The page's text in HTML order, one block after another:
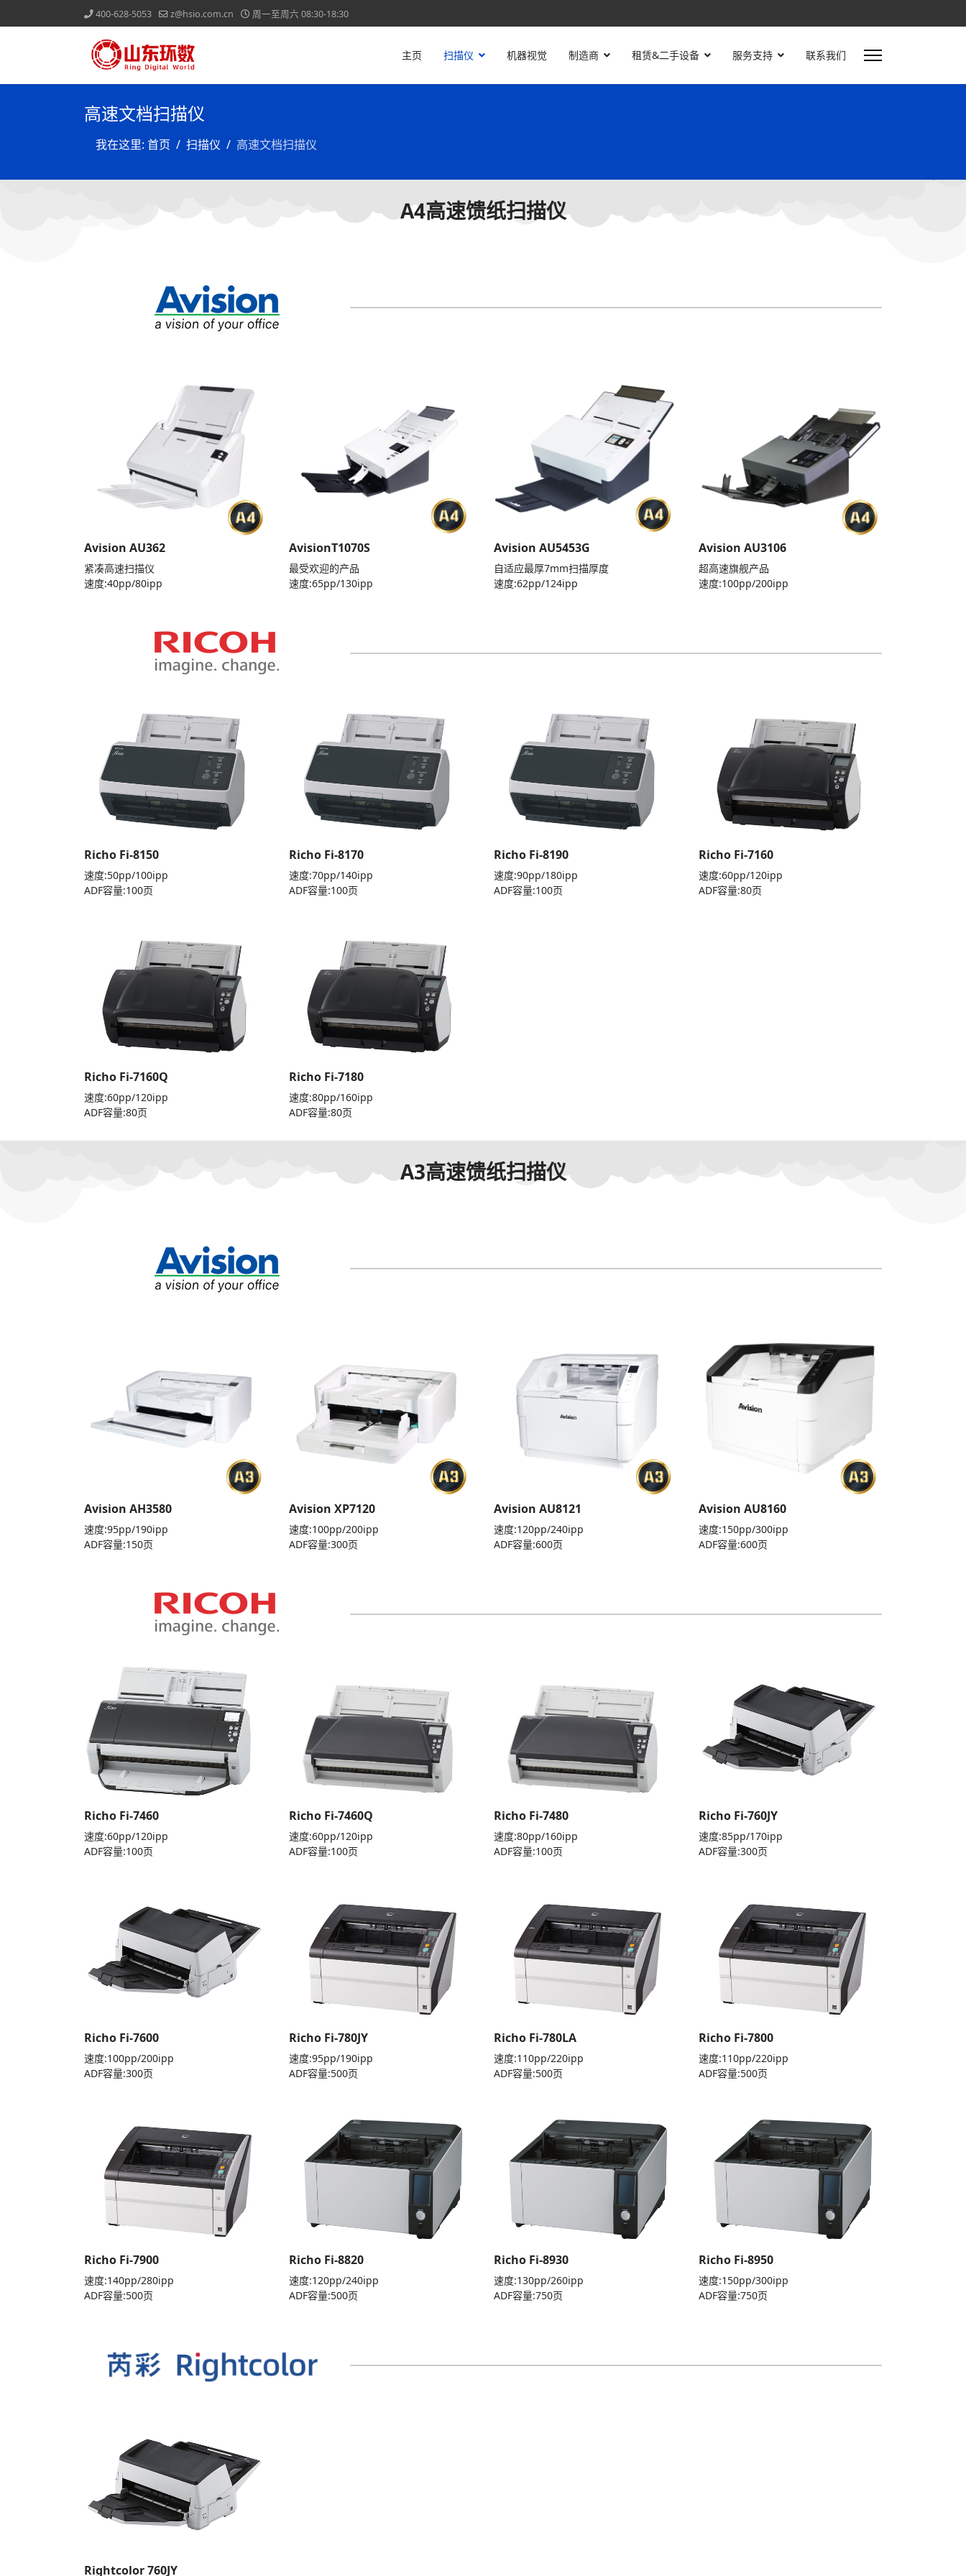
400-628-5053 z@hsio.com.cn 周一至周六 08:30-18:30
主页 扫描仪 机器视觉 制造商 租赁&二手设备 服务支持 联系我们
高速文档扫描仪
我在这里: 首页 扫描仪 高速文档扫描仪
A4高速馈纸扫描仪
Avision AU362
紧凑高速扫描仪
速度:40pp/80ipp
AvisionT1070S
最受欢迎的产品
速度:65pp/130ipp
Avision AU5453G
自适应最厚7mm扫描厚度
速度:62pp/124ipp
Avision AU3106
超高速旗舰产品
速度:100pp/200ipp
Richo Fi-8150
速度:50pp/100ipp
ADF容量:100页
Richo Fi-8170
速度:70pp/140ipp
ADF容量:100页
Richo Fi-8190
速度:90pp/180ipp
ADF容量:100页
Richo Fi-7160
速度:60pp/120ipp
ADF容量:80页
Richo Fi-7160Q
速度:60pp/120ipp
ADF容量:80页
Richo Fi-7180
速度:80pp/160ipp
ADF容量:80页
A3高速馈纸扫描仪
Avision AH3580
速度:95pp/190ipp
ADF容量:150页
Avision XP7120
速度:100pp/200ipp
ADF容量:300页
Avision AU8121
速度:120pp/240ipp
ADF容量:600页
Avision AU8160
速度:150pp/300ipp
ADF容量:600页
Richo Fi-7460
速度:60pp/120ipp
ADF容量:100页
Richo Fi-7460Q
速度:60pp/120ipp
ADF容量:100页
Richo Fi-7480
速度:80pp/160ipp
ADF容量:100页
Richo Fi-760JY
速度:85pp/170ipp
ADF容量:300页
Richo Fi-7600
速度:100pp/200ipp
ADF容量:300页
Richo Fi-780JY
速度:95pp/190ipp
ADF容量:500页
Richo Fi-780LA
速度:110pp/220ipp
ADF容量:500页
Richo Fi-7800
速度:110pp/220ipp
ADF容量:500页
Richo Fi-7900
速度:140pp/280ipp
ADF容量:500页
Richo Fi-8820
速度:120pp/240ipp
ADF容量:500页
Richo Fi-8930
速度:130pp/260ipp
ADF容量:750页
Richo Fi-8950
速度:150pp/300ipp
ADF容量:750页
Rightcolor 760JY